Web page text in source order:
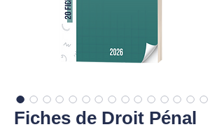
Fiches de Droit Pénal